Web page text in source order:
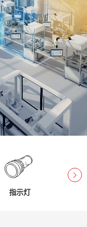
指示灯